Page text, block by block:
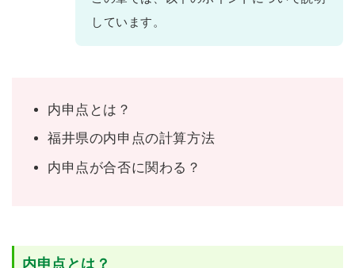
しています。
内申点とは？
福井県の内申点の計算方法
内申点が合否に関わる？
内申点とは？